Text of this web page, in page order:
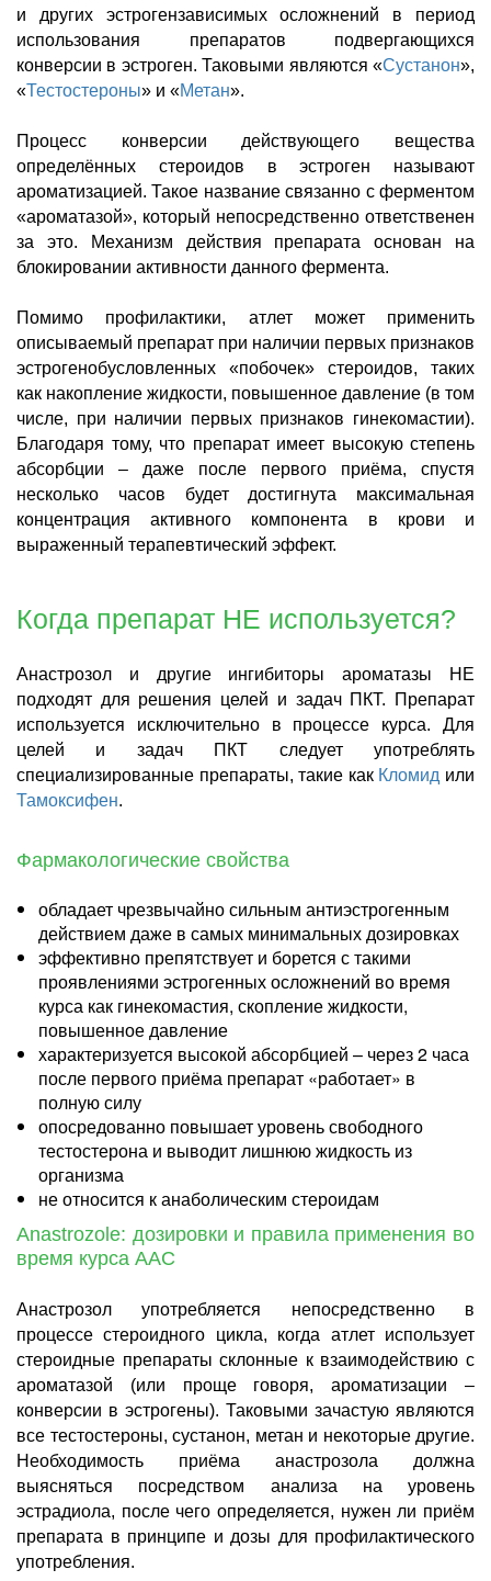
и других эстрогензависимых осложнений в период
использования препаратов подвергающихся
конверсии в эстроген. Таковыми являются «Сустанон»,
«Тестостероны» и «Метан».
Процесс конверсии действующего вещества
определённых стероидов в эстроген называют
ароматизацией. Такое название связанно с ферментом
«ароматазой», который непосредственно ответственен
за это. Механизм действия препарата основан на
блокировании активности данного фермента.
Помимо профилактики, атлет может применить
описываемый препарат при наличии первых признаков
эстрогенобусловленных «побочек» стероидов, таких
как накопление жидкости, повышенное давление (в том
числе, при наличии первых признаков гинекомастии).
Благодаря тому, что препарат имеет высокую степень
абсорбции – даже после первого приёма, спустя
несколько часов будет достигнута максимальная
концентрация активного компонента в крови и
выраженный терапевтический эффект.
Когда препарат НЕ используется?
Анастрозол и другие ингибиторы ароматазы НЕ
подходят для решения целей и задач ПКТ. Препарат
используется исключительно в процессе курса. Для
целей и задач ПКТ следует употреблять
специализированные препараты, такие как Кломид или
Тамоксифен.
Фармакологические свойства
обладает чрезвычайно сильным антиэстрогенным
действием даже в самых минимальных дозировках
эффективно препятствует и борется с такими
проявлениями эстрогенных осложнений во время
курса как гинекомастия, скопление жидкости,
повышенное давление
характеризуется высокой абсорбцией – через 2 часа
после первого приёма препарат «работает» в
полную силу
опосредованно повышает уровень свободного
тестостерона и выводит лишнюю жидкость из
организма
не относится к анаболическим стероидам
Anastrozole: дозировки и правила применения во
время курса AAC
Анастрозол употребляется непосредственно в
процессе стероидного цикла, когда атлет использует
стероидные препараты склонные к взаимодействию с
ароматазой (или проще говоря, ароматизации –
конверсии в эстрогены). Таковыми зачастую являются
все тестостероны, сустанон, метан и некоторые другие.
Необходимость приёма анастрозола должна
выясняться посредством анализа на уровень
эстрадиола, после чего определяется, нужен ли приём
препарата в принципе и дозы для профилактического
употребления.